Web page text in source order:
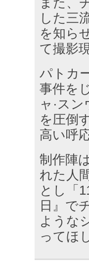
した三
を知ら
て撮影
パトカ
事件を
ャ·ス
を圧倒
高い呼
制作陣
れた人
とし「
日』で
ような
ってほ